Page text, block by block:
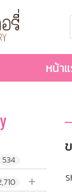
หน้า
534
+